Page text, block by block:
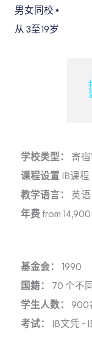
男女同校 •
从 3 至19岁
学校类型： 寄
课程设置 IB课程
教学语言： 英语
年费 from 14,900
基金会： 1990
国籍： 70 个不
学生人数： 900
考试： IB文凭 -